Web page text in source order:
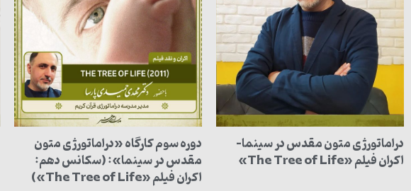
دراماتورژی متون مقدس در سینما-
اکران فیلم «The Tree of Life»
دوره سوم کارگاه «دراماتورژی متون
مقدس در سینما»: (سکانس دهم:
اکران فیلم «The Tree of Life»)